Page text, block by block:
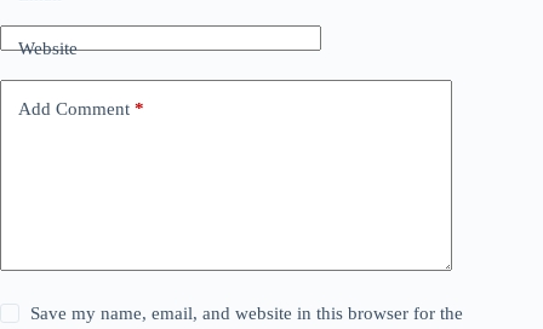
Website
Add Comment *
Save my name, email, and website in this browser for the